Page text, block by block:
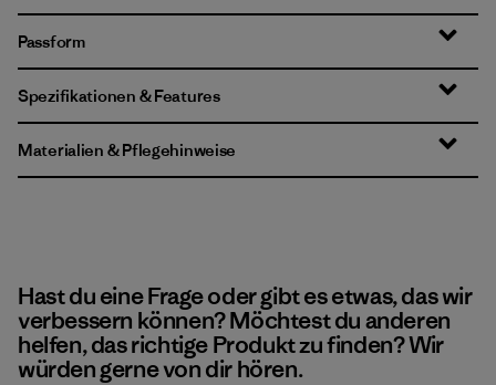
Passform
Spezifikationen & Features
Materialien & Pflegehinweise
Hast du eine Frage oder gibt es etwas, das wir
verbessern können? Möchtest du anderen
helfen, das richtige Produkt zu finden? Wir
würden gerne von dir hören.